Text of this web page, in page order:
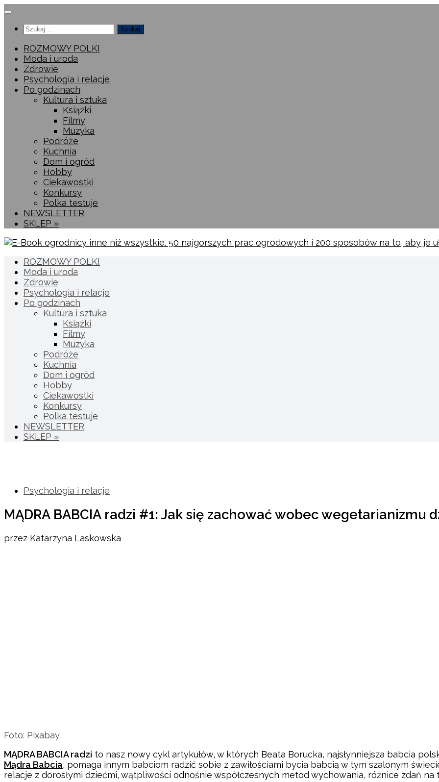
Przeskocz
treściSzukaj:
ROZMOWY POLKI
Moda i uroda
Zdrowie
Psychologia i relacje
Po godzinach
Kultura i sztuka
Książki
Filmy
Muzyka
Podróże
Kuchnia
Dom i ogród
Hobby
Ciekawostki
Konkursy
Polka testuje
NEWSLETTER
SKLEP »
ROZMOWY POLKI
Moda i uroda
Zdrowie
Psychologia i relacje
Po godzinach
Kultura i sztuka
Książki
Filmy
Muzyka
Podróże
Kuchnia
Dom i ogród
Hobby
Ciekawostki
Konkursy
Polka testuje
NEWSLETTER
SKLEP »
Psychologia i relacje
MĄDRA BABCIA radzi #1: Jak się zachować wobec wegetarianizmu
przez Katarzyna Laskowska
Foto: Pixabay
MĄDRA BABCIA radzi to nasz nowy cykl artykułów, w których Beata Borucka, najsłynniejsza babcia
Mądra Babcia, pomaga innym babciom radzić sobie z zawiłościami bycia babcią w tym szalonym
relacje z dorosłymi dziećmi, wątpliwości odnośnie współczesnych metod wychowania, różnice zdań na